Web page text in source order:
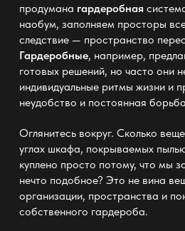
продумана гардеробная
наобум, заполняем просторы
следствие — пространство
Гардеробные, например,
готовых решений, но часто они
индивидуальные ритмы жизни и
неудобство и постоянная
Оглянитесь вокруг. Сколько
углах шкафа, покрываемых
куплено просто потому, что мы
нечто подобное? Это не вина
организации, пространства и
собственного гардероба.